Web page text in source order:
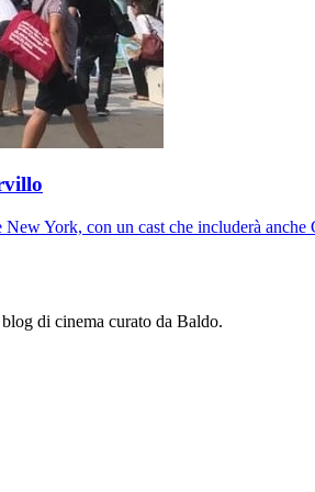
York, con un cast che includerà anche
di cinema curato da Baldo.